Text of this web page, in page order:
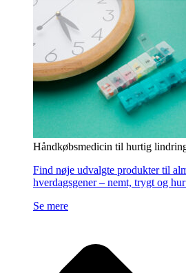
Håndkøbsmedicin til hurtig
Find nøje udvalgte produkter til
hverdagsgener – nemt, trygt og
Se mere